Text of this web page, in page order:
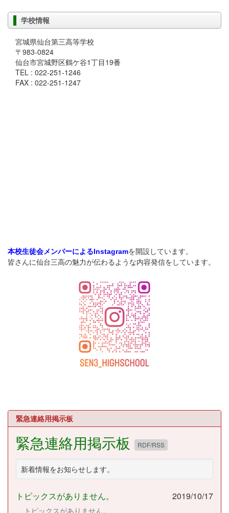
学校情報
宮城県仙台第三高等学校
〒983-0824
仙台市宮城野区鶴ケ谷1丁目19番
TEL : 022-251-1246
FAX : 022-251-1247
本校生徒会メンバーによるInstagramを開設しています。
皆さんに仙台三高の魅力が伝わるような内容発信をしています。
緊急連絡用掲示板
緊急連絡用掲示板 RDF/RSS
新着情報をお知らせします。
トピックスがありません。 2019/10/17
トピックスがありません。